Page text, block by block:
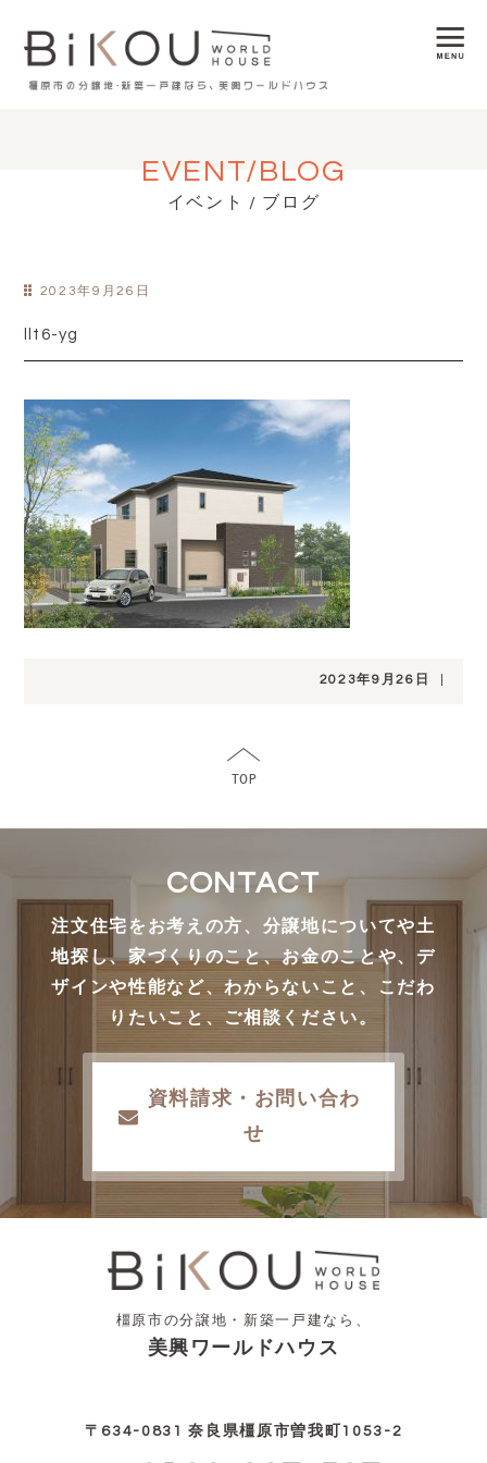
EVENT/BLOG
イベント / ブログ
2023年9月26日
llt6-yg
2023年9月26日
CONTACT
注文住宅をお考えの方、分譲地についてや土
地探し、家づくりのこと、お金のことや、デ
ザインや性能など、わからないこと、こだわ
りたいこと、ご相談ください。
資料請求・お問い合わ
せ
橿原市の分譲地・新築一戸建なら、
美興ワールドハウス
〒634-0831 奈良県橿原市曽我町1053-2